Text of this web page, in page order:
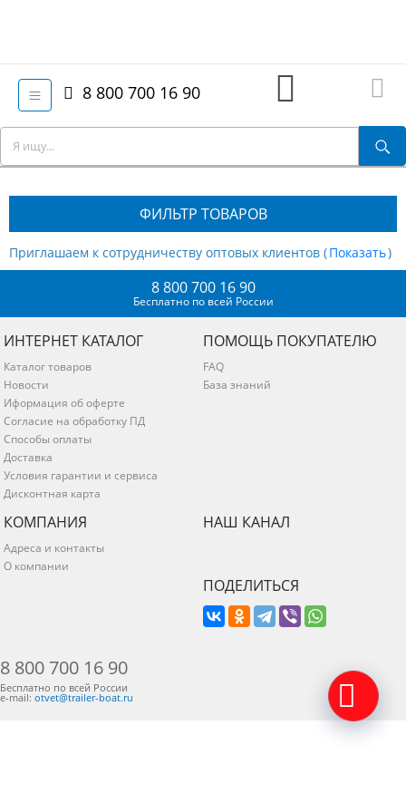
8 800 700 16 90
ФИЛЬТР ТОВАРОВ
Приглашаем к сотрудничеству оптовых клиентов ( )
8 800 700 16 90
Бесплатно по всей России
ИНТЕРНЕТ КАТАЛОГ
Каталог товаров
Новости
Иформация об оферте
Согласие на обработку ПД
Способы оплаты
Доставка
Условия гарантии и сервиса
Дисконтная карта
ПОМОЩЬ ПОКУПАТЕЛЮ
FAQ
База знаний
КОМПАНИЯ
Адреса и контакты
О компании
НАШ КАНАЛ
ПОДЕЛИТЬСЯ
8 800 700 16 90
Бесплатно по всей России
e-mail: otvet@trailer-boat.ru